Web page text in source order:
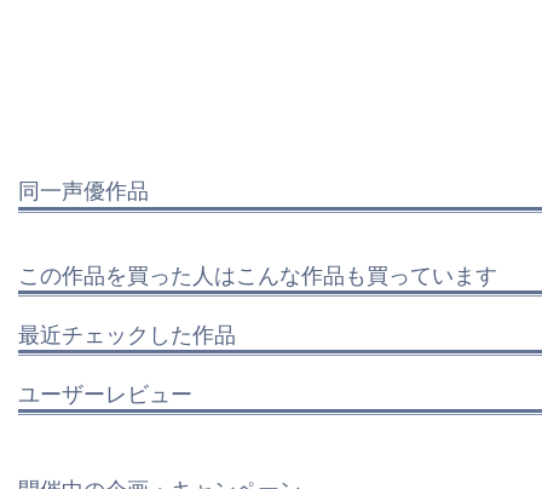
同一声優作品
この作品を買った人はこんな作品も買っています
最近チェックした作品
ユーザーレビュー